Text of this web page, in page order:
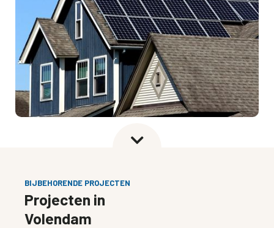

BIJBEHORENDE PROJECTEN
Projecten in
Volendam